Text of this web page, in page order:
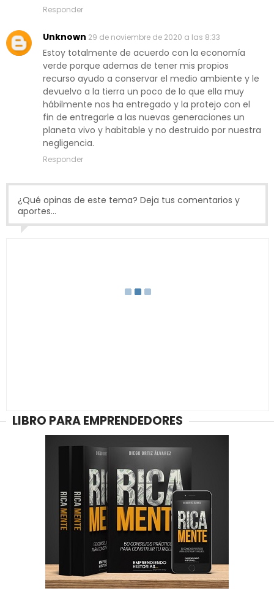
Responder
Unknown 29 de noviembre de 2020 a las 8:33
Estoy totalmente de acuerdo con la economía
verde porque ademas de tener mis propios
recurso ayudo a conservar el medio ambiente y le
devuelvo a la tierra un poco de lo que ella muy
hábilmente nos ha entregado y la protejo con el
fin de entregarle a las nuevas generaciones un
planeta vivo y habitable y no destruido por nuestra
negligencia.
Responder
¿Qué opinas de este tema? Deja tus comentarios y
aportes...
LIBRO PARA EMPRENDEDORES